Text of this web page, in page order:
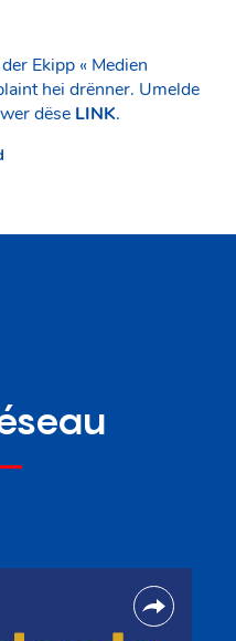
Ekipp « Medien
hei drënner. Umelde
dëse LINK.